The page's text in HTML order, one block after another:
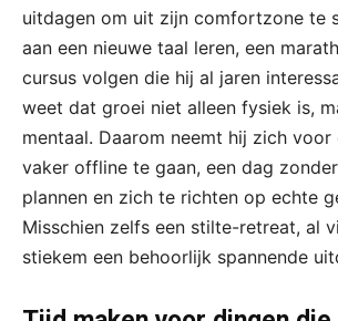
uitdagen om uit zijn comfortzone te
aan een nieuwe taal leren, een
cursus volgen die hij al jaren
weet dat groei niet alleen fysiek is,
mentaal. Daarom neemt hij zich
vaker offline te gaan, een dag
plannen en zich te richten op echte
Misschien zelfs een stilte-retreat, al
stiekem een behoorlijk spannende